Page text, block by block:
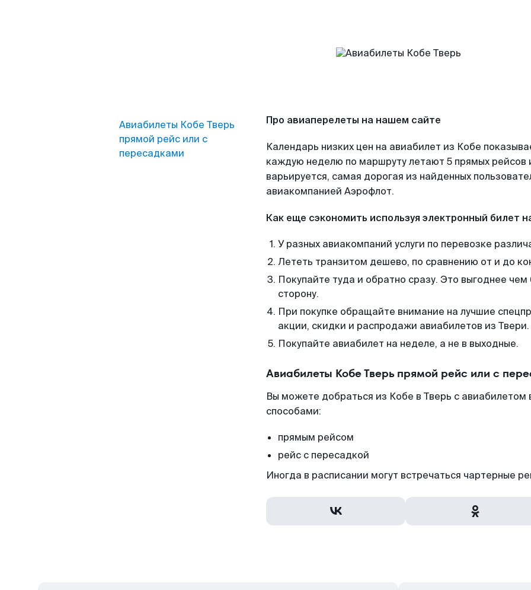
Авиабилеты Кобе Тверь
прямой рейс или с
пересадками
Про авиаперелеты на нашем сайте
Календарь низких цен на авиабилет из Кобе
каждую неделю по маршруту летают 5 прямых рейсов
варьируется, самая дорогая из найденных
авиакомпанией Аэрофлот.
Как еще сэкономить используя электронный билет
У разных авиакомпаний услуги по перевозке
Лететь транзитом дешево, по сравнению от и до
Покупайте туда и обратно сразу. Это выгоднее
сторону.
При покупке обращайте внимание на лучшие
акции, скидки и распродажи авиабилетов из Твери.
Покупайте авиабилет на неделе, а не в выходные.
Авиабилеты Кобе Тверь прямой рейс или с
Вы можете добраться из Кобе в Тверь с авиабилетом
способами:
прямым рейсом
рейс с пересадкой
Иногда в расписании могут встречаться чартерные